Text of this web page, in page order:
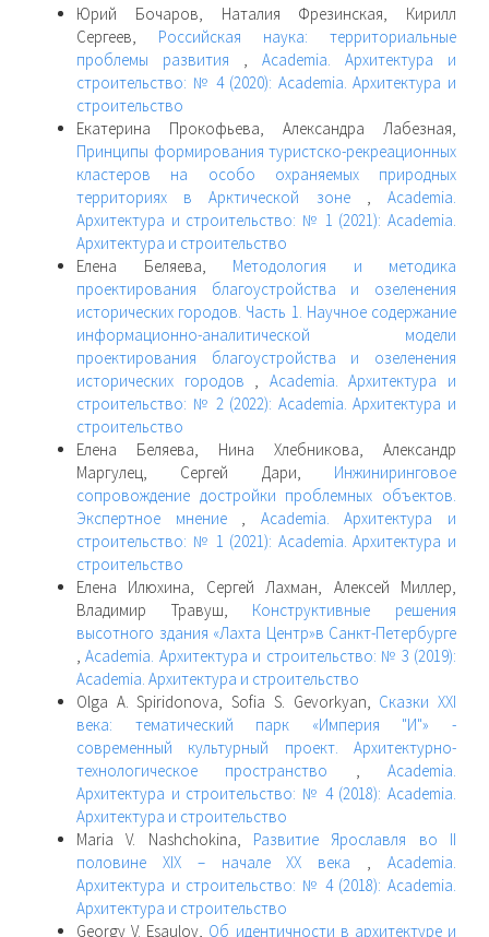
Юрий Бочаров, Наталия Фрезинская, Кирилл
Сергеев, Российская наука: территориальные
проблемы развития , Academia. Архитектура и
строительство: № 4 (2020): Academia. Архитектура и
строительство
Екатерина Прокофьева, Александра Лабезная,
Принципы формирования туристско-рекреационных
кластеров на особо охраняемых природных
территориях в Арктической зоне ,Academia.
Архитектура и строительство: № 1 (2021): Academia.
Архитектура и строительство
Елена Беляева, Методология и методика
проектирования благоустройства и озеленения
исторических городов. Часть 1. Научное содержание
информационно-аналитической модели
проектирования благоустройства и озеленения
исторических городов , Academia. Архитектура и
строительство: № 2 (2022): Academia. Архитектура и
строительство
Елена Беляева, Нина Хлебникова, Александр
Маргулец, Сергей Дари, Инжиниринговое
сопровождение достройки проблемных объектов.
Экспертное мнение , Academia. Архитектура и
строительство: № 1 (2021): Academia. Архитектура и
строительство
Елена Илюхина, Сергей Лахман, Алексей Миллер,
Владимир Травуш, Конструктивные решения
высотного здания «Лахта Центр»в Санкт-Петербурге
,Academia. Архитектура и строительство: № 3 (2019):
Academia. Архитектура и строительство
Olga A. Spiridonova, Sofia S. Gevorkyan, Сказки XXI
века: тематический парк «Империя "И"» -
современный культурный проект. Архитектурно-
технологическое пространство ,Academia.
Архитектура и строительство: № 4 (2018): Academia.
Архитектура и строительство
Maria V. Nashchokina, Развитие Ярославля во II
половине XIX – начале XX века ,Academia.
Архитектура и строительство: № 4 (2018): Academia.
Архитектура и строительство
Georgy V. Esaulov, Об идентичности в архитектуре и